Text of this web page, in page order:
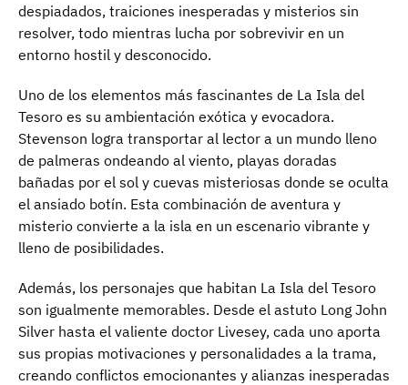
despiadados, traiciones inesperadas y misterios sin
resolver, todo mientras lucha por sobrevivir en un
entorno hostil y desconocido.
Uno de los elementos más fascinantes de La Isla del
Tesoro es su ambientación exótica y evocadora.
Stevenson logra transportar al lector a un mundo lleno
de palmeras ondeando al viento, playas doradas
bañadas por el sol y cuevas misteriosas donde se oculta
el ansiado botín. Esta combinación de aventura y
misterio convierte a la isla en un escenario vibrante y
lleno de posibilidades.
Además, los personajes que habitan La Isla del Tesoro
son igualmente memorables. Desde el astuto Long John
Silver hasta el valiente doctor Livesey, cada uno aporta
sus propias motivaciones y personalidades a la trama,
creando conflictos emocionantes y alianzas inesperadas